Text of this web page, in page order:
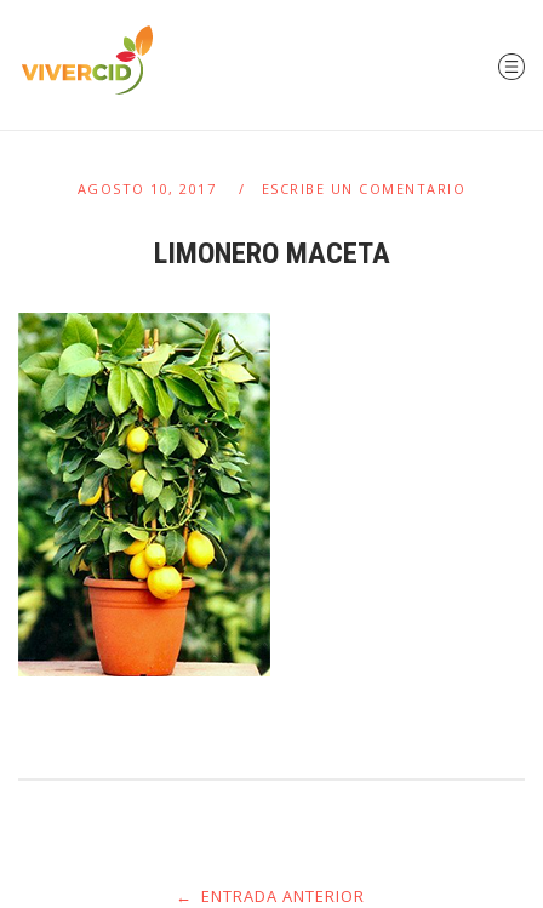
AGOSTO 10, 2017 ESCRIBE UN COMENTARIO
LIMONERO MACETA
← ENTRADA ANTERIOR